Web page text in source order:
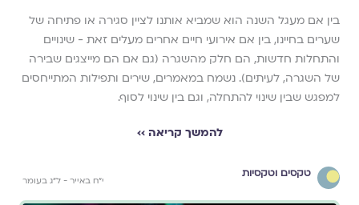
בין אם מעגל השנה הוא שמביא אותנו לציין סגירה או פתיחה של
שערים בחיינו, בין אם אירועי חיים אחרים מעלים זאת - שינויים
והתחלות חדשות, הם חלק מהשגרה (גם אם הם מייצגים שבירה
של השגרה, לעיתים). נשמח במאמרים, שירים ותפילות המתייחסים
למפגש שבין שינוי להתחלה, וגם בין שינוי לסוף.
להמשך קריאה ››
טקסים וטקסיות
י״ח באייר - ל״ג בעומר